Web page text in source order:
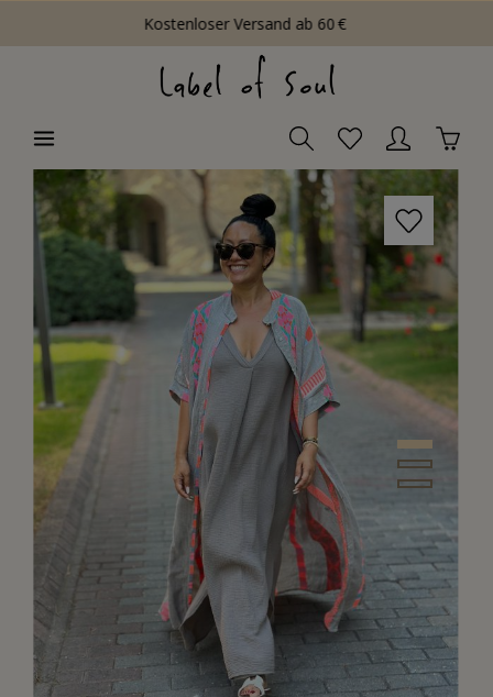
Kostenloser Versand ab 60 €